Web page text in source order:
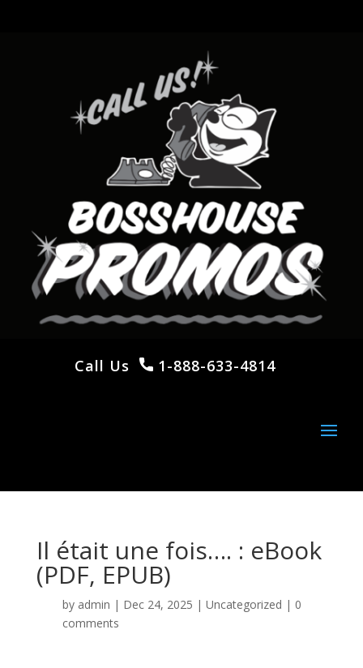
Call Us 1-888-633-4814
Il était une fois…. : eBook
(PDF, EPUB)
by admin | Dec 24, 2025 | Uncategorized | 0
comments